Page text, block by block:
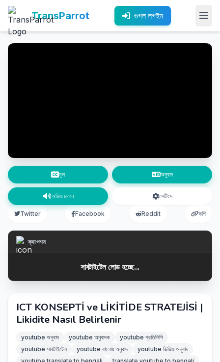
TransParrot গুগল লগইন
মূল অনুবাদ
অডিও চালান সেটিংস
Twitter Facebook Reddit কপি
ক্যাপশন
সাবটাইটেল লোড হচ্ছে...
ICT KONSEPTİ ve LİKİTİDE STRATEJİSİ |
Likidite Nasıl Belirlenir
youtube অনুবাদ youtube অনুবাদক
youtube প্রতিলিপি
youtube সাবটাইটেল
youtube বাংলায় অনুবাদ
youtube ভিডিও অনুবাদ